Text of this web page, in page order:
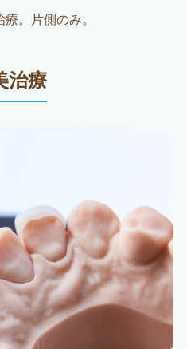
。片側のみ。
治療